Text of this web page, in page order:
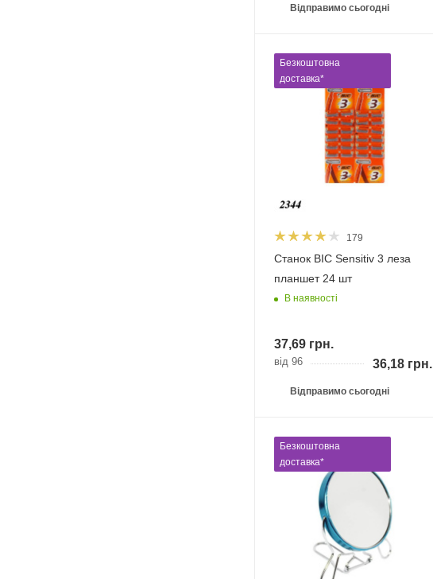
Відправимо сьогодні
Безкоштовна
доставка*
179
Станок BIC Sensitiv 3 леза
планшет 24 шт
В наявності
37,69 грн.
від 96 36,18 грн.
Відправимо сьогодні
Безкоштовна
доставка*